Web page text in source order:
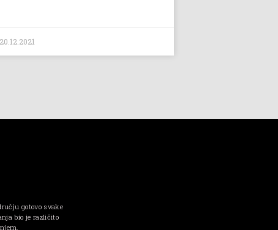
20.12.2021
gotovo svake
bio je različito